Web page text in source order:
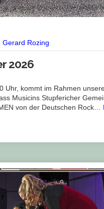
Gerard Rozing
2026
kommt im Rahmen
Musicins Stupfericher
von der Deutschen Rock…